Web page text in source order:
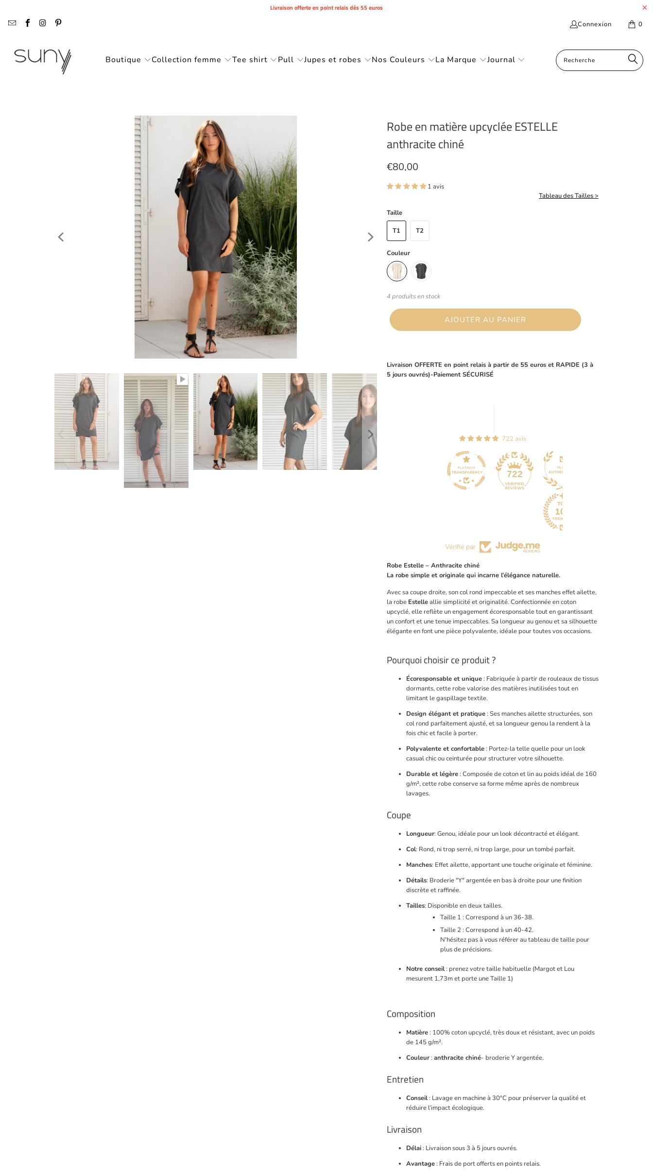
Livraison offerte en point relais dès 55 euros
Connexion 0
Boutique Collection femme Tee shirt Pull Jupes et robes Nos Couleurs La Marque Journal
Robe en matière upcyclée ESTELLE
anthracite chiné
€80,00
1 avis
Tableau des Tailles >
Taille
T1 T2
Couleur
4 produits en stock
AJOUTER AU PANIER
Livraison OFFERTE en point relais à partir de 55 euros et RAPIDE (3 à
5 jours ouvrés)-Paiement SÉCURISÉ
722 avis
722 44
Vérifié par
Robe Estelle – Anthracite chiné
La robe simple et originale qui incarne l’élégance naturelle.
Avec sa coupe droite, son col rond impeccable et ses manches effet ailette,
la robe Estelleallie simplicité et originalité. Confectionnée en coton
upcyclé, elle reflète un engagement écoresponsable tout en garantissant
un confort et une tenue impeccables. Sa longueur au genou et sa silhouette
élégante en font une pièce polyvalente, idéale pour toutes vos occasions.
Pourquoi choisir ce produit ?
Écoresponsable et unique: Fabriquée à partir de rouleaux de tissus
dormants, cette robe valorise des matières inutilisées tout en
limitant le gaspillage textile.
Design élégant et pratique: Ses manches ailette structurées, son
col rond parfaitement ajusté, et sa longueur genou la rendent à la
fois chic et facile à porter.
Polyvalente et confortable: Portez-la telle quelle pour un look
casual chic ou ceinturée pour structurer votre silhouette.
Durable et légère: Composée de coton et lin au poids idéal de 160
g/m², cette robe conserve sa forme même après de nombreux
lavages.
Coupe
Longueur: Genou, idéale pour un look décontracté et élégant.
Col: Rond, ni trop serré, ni trop large, pour un tombé parfait.
Manches: Effet ailette, apportant une touche originale et féminine.
Détails: Broderie "Y" argentée en bas à droite pour une finition
discrète et raffinée.
Tailles: Disponible en deux tailles.
Taille 1 : Correspond à un 36-38.
Taille 2 : Correspond à un 40-42.
N'hésitez pas à vous référer au tableau de taille pour
plus de précisions.
Notre conseil: prenez votre taille habituelle (Margot et Lou
mesurent 1,73m et porte une Taille 1)
Composition
Matière: 100% coton upcyclé, très doux et résistant, avec un poids
de 145 g/m².
Couleur: anthracite chiné- broderie Y argentée.
Entretien
Conseil: Lavage en machine à 30°C pour préserver la qualité et
réduire l’impact écologique.
Livraison
Délai: Livraison sous 3 à 5 jours ouvrés.
Avantage: Frais de port offerts en points relais.